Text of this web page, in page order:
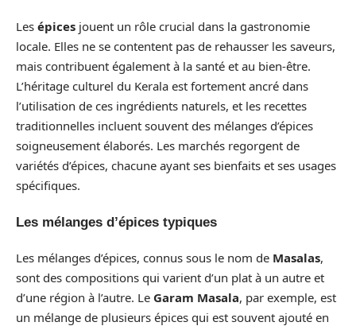
Les épices jouent un rôle crucial dans la gastronomie
locale. Elles ne se contentent pas de rehausser les saveurs,
mais contribuent également à la santé et au bien-être.
L’héritage culturel du Kerala est fortement ancré dans
l’utilisation de ces ingrédients naturels, et les recettes
traditionnelles incluent souvent des mélanges d’épices
soigneusement élaborés. Les marchés regorgent de
variétés d’épices, chacune ayant ses bienfaits et ses usages
spécifiques.
Les mélanges d’épices typiques
Les mélanges d’épices, connus sous le nom de Masalas,
sont des compositions qui varient d’un plat à un autre et
d’une région à l’autre. Le Garam Masala, par exemple, est
un mélange de plusieurs épices qui est souvent ajouté en